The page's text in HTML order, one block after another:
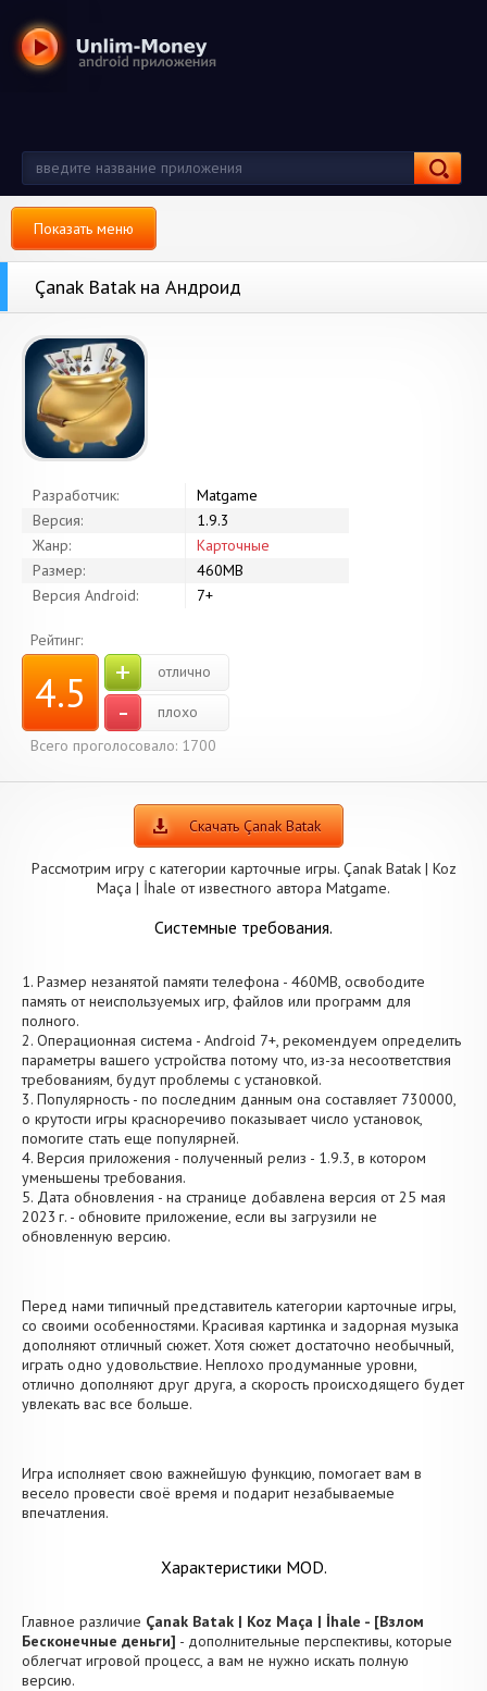
Показать меню
Çanak Batak на Андроид
Разработчик:
Matgame
Версия:
1.9.3
Жанр:
Карточные
Размер:
460MB
Версия Android:
7+
Рейтинг:
4.5 + отлично
-
плохо
Всего проголосовало: 1700
Скачать Çanak Batak
Рассмотрим игру с категории карточные игры. Çanak Batak | Koz
Maça | İhale от известного автора Matgame.
Системные требования.
1. Размер незанятой памяти телефона - 460MB, освободите
память от неиспользуемых игр, файлов или программ для
полного.
2. Операционная система - Android 7+, рекомендуем определить
параметры вашего устройства потому что, из-за несоответствия
требованиям, будут проблемы с установкой.
3. Популярность - по последним данным она составляет 730000,
о крутости игры красноречиво показывает число установок,
помогите стать еще популярней.
4. Версия приложения - полученный релиз - 1.9.3, в котором
уменьшены требования.
5. Дата обновления - на странице добавлена версия от 25 мая
2023 г. - обновите приложение, если вы загрузили не
обновленную версию.
Перед нами типичный представитель категории карточные игры,
со своими особенностями. Красивая картинка и задорная музыка
дополняют отличный сюжет. Хотя сюжет достаточно необычный,
играть одно удовольствие. Неплохо продуманные уровни,
отлично дополняют друг друга, а скорость происходящего будет
увлекать вас все больше.
Игра исполняет свою важнейшую функцию, помогает вам в
весело провести своё время и подарит незабываемые
впечатления.
Характеристики MOD.
Главное различие Çanak Batak | Koz Maça | İhale - [Взлом
Бесконечные деньги] - дополнительные перспективы, которые
облегчат игровой процесс, а вам не нужно искать полную
версию.